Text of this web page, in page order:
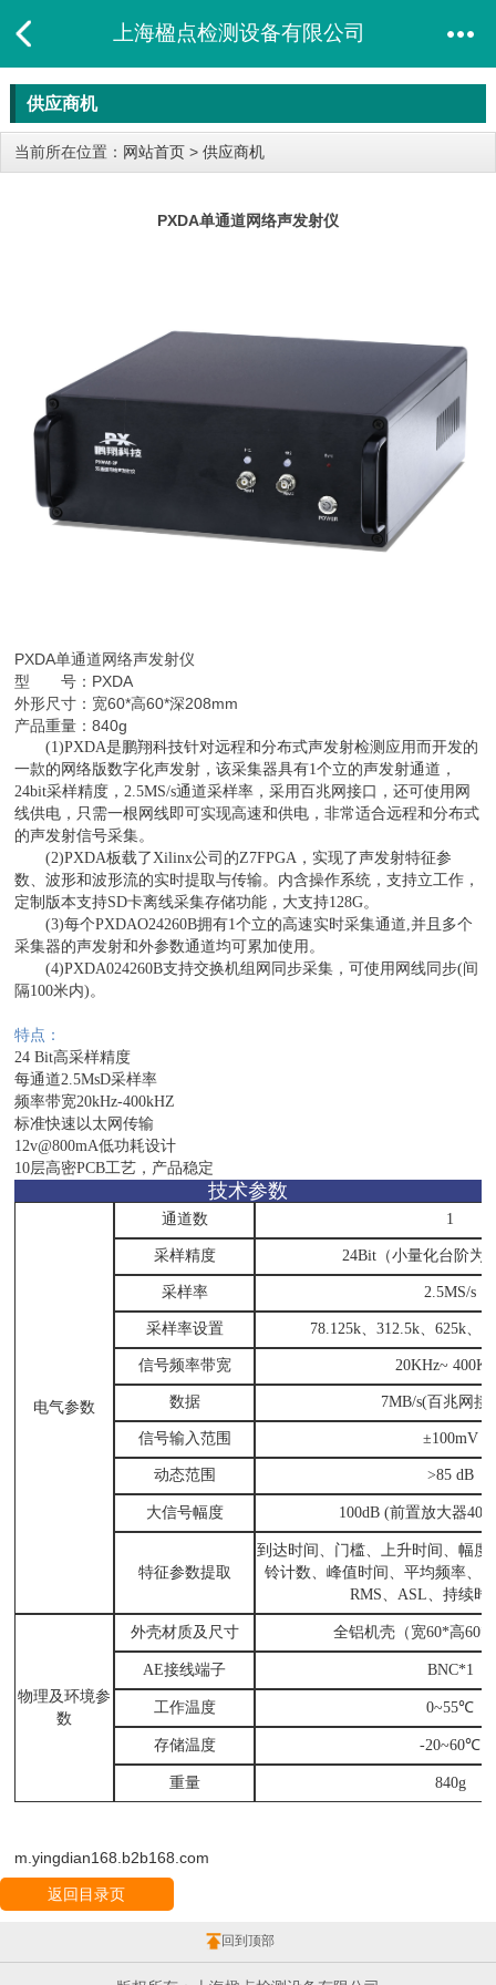
上海楹点检测设备有限公司
供应商机
当前所在位置： 网站首页 > 供应商机
PXDA单通道网络声发射仪
PXDA单通道网络声发射仪
型 号：PXDA
外形尺寸：宽60*高60*深208mm
产品重量：840g
(1)PXDA是鹏翔科技针对远程和分布式声发射检测应用而开发的
一款的网络版数字化声发射，该采集器具有1个立的声发射通道，
24bit采样精度，2.5MS/s通道采样率，采用百兆网接口，还可使用网
线供电，只需一根网线即可实现高速和供电，非常适合远程和分布式
的声发射信号采集。
(2)PXDA板载了Xilinx公司的Z7FPGA，实现了声发射特征参
数、波形和波形流的实时提取与传输。内含操作系统，支持立工作，
定制版本支持SD卡离线采集存储功能，大支持128G。
(3)每个PXDAO24260B拥有1个立的高速实时采集通道,并且多个
采集器的声发射和外参数通道均可累加使用。
(4)PXDA024260B支持交换机组网同步采集，可使用网线同步(间
隔100米内)。
特点：
24 Bit高采样精度
每通道2.5MsD采样率
频率带宽20kHz-400kHZ
标准快速以太网传输
12v@800mA低功耗设计
10层高密PCB工艺，产品稳定
技术参数
电气参数
通道数 1
采样精度 24Bit（小量化台阶为
采样率 2.5MS/s
采样率设置 78.125k、312.5k、625k、
信号频率带宽 20KHz~
数据 7MB/s(百兆网接
信号输入范围 ±100mV
动态范围 >85 dB
大信号幅度 100dB (前置放大器
特征参数提取
到达时间、门槛、上升时间、幅度
铃计数、峰值时间、平均频率、
RMS、ASL、持续时
物理及环境参
数
外壳材质及尺寸 全铝机壳（宽60*高60*
AE接线端子 BNC*1
工作温度 0~55℃
存储温度 -20~60℃
重量 840g
m.yingdian168.b2b168.com
返回目录页
回到顶部